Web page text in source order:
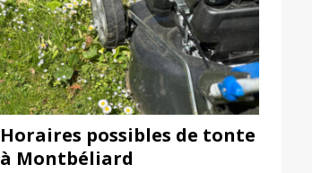
Horaires possibles de tonte
à Montbéliard